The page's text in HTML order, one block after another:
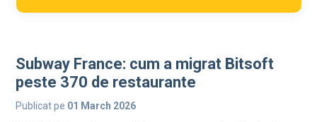
Subway France: cum a migrat Bitsoft
peste 370 de restaurante
Publicat pe 01 March 2026